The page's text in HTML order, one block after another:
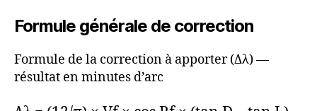
Formule générale de correction
Formule de la correction à apporter (Δλ) —
résultat en minutes d’arc